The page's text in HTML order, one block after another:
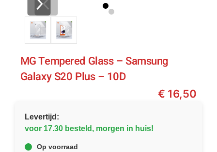
MG Tempered Glass – Samsung
Galaxy S20 Plus – 10D
€ 16,50
Levertijd:
voor 17.30 besteld, morgen in huis!
Op voorraad